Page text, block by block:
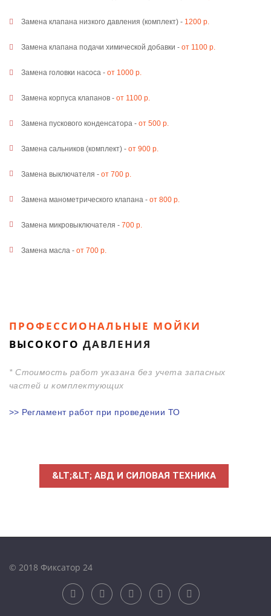
ПРОФЕССИОНАЛЬНЫЕ МОЙКИ
ВЫСОКОГОДАВЛЕНИЯ
* Стоимость работ указана без учета запасных
частей и комплектующих
>> Регламент работ при проведении ТО
Замена клапана низкого давления (комплект) - 1200 р.
Замена клапана подачи химической добавки - от 1100 р.
Замена головки насоса - от 1000 р.
Замена корпуса клапанов - от 1100 р.
Замена пускового конденсатора - от 500 р.
Замена сальников (комплект) - от 900 р.
Замена выключателя - от 700 р.
Замена манометрического клапана - от 800 р.
Замена микровыключателя - 700 р.
Замена масла - от 700 р.
&LT;&LT; АВД И СИЛОВАЯ ТЕХНИКА
© 2018 Фиксатор 24